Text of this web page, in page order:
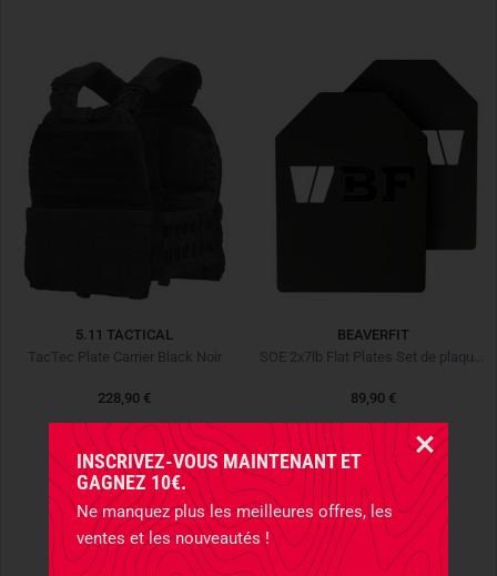
INSCRIVEZ-VOUS MAINTENANT ET
GAGNEZ 10€.
Ne manquez plus les meilleures offres, les
ventes et les nouveautés !
5.11 TACTICAL
TacTec Plate Carrier Black Noir
228,90 €
BEAVERFIT
89,90 €